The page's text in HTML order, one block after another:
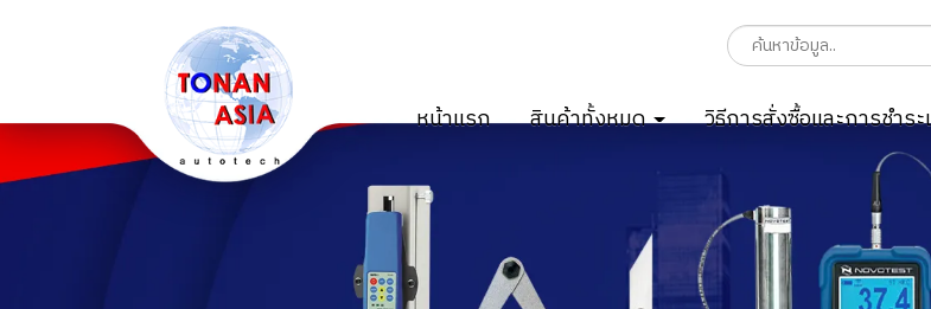
หน้าแรก สินค้าทั้งหมด วิธีการสั่งซื้อและการชำระ